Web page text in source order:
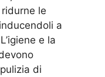
le
a
e la
di